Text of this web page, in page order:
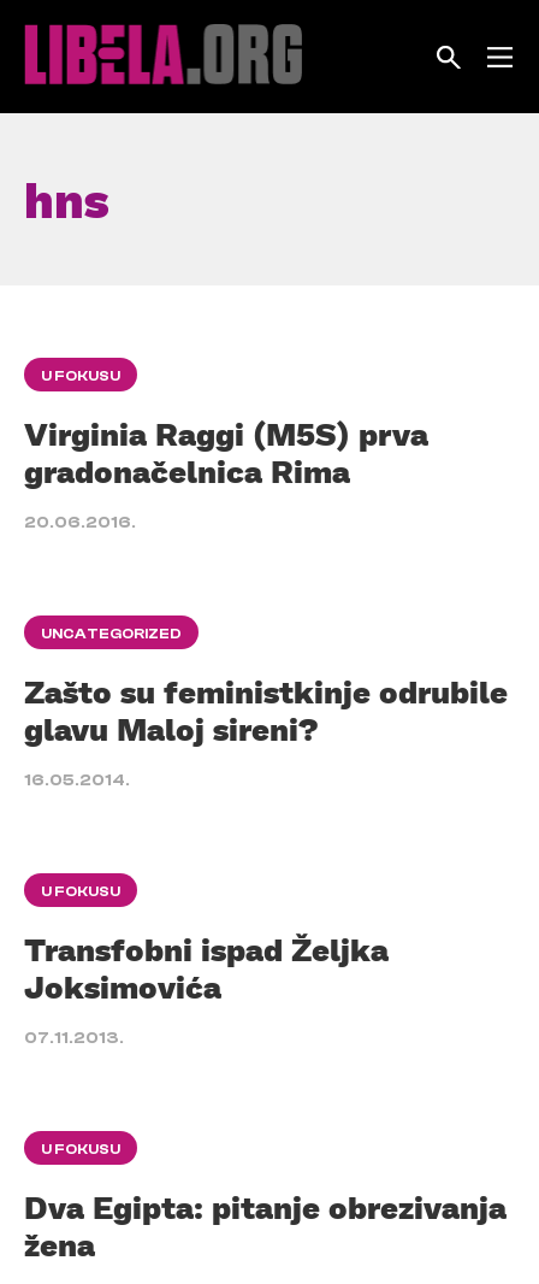
hns
U FOKUSU
Virginia Raggi (M5S) prva
gradonačelnica Rima
20.06.2016.
UNCATEGORIZED
Zašto su feministkinje odrubile
glavu Maloj sireni?
16.05.2014.
U FOKUSU
Transfobni ispad Željka
Joksimovića
07.11.2013.
U FOKUSU
Dva Egipta: pitanje obrezivanja
žena